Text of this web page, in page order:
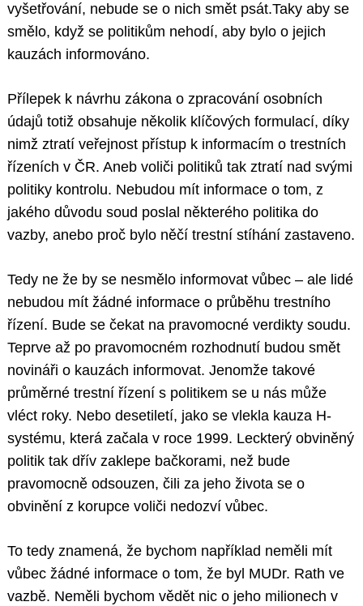
vyšetřování, nebude se o nich smět psát.Taky aby se
smělo, když se politikům nehodí, aby bylo o jejich
kauzách informováno.
Přílepek k návrhu zákona o zpracování osobních
údajů totiž obsahuje několik klíčových formulací, díky
nimž ztratí veřejnost přístup k informacím o trestních
řízeních v ČR. Aneb voliči politiků tak ztratí nad svými
politiky kontrolu. Nebudou mít informace o tom, z
jakého důvodu soud poslal některého politika do
vazby, anebo proč bylo něčí trestní stíhání zastaveno.
Tedy ne že by se nesmělo informovat vůbec – ale lidé
nebudou mít žádné informace o průběhu trestního
řízení. Bude se čekat na pravomocné verdikty soudu.
Teprve až po pravomocném rozhodnutí budou smět
novináři o kauzách informovat. Jenomže takové
průměrné trestní řízení s politikem se u nás může
vléct roky. Nebo desetiletí, jako se vlekla kauza H-
systému, která začala v roce 1999. Leckterý obviněný
politik tak dřív zaklepe bačkorami, než bude
pravomocně odsouzen, čili za jeho života se o
obvinění z korupce voliči nedozví vůbec.
To tedy znamená, že bychom například neměli mít
vůbec žádné informace o tom, že byl MUDr. Rath ve
vazbě. Neměli bychom vědět nic o jeho milionech v